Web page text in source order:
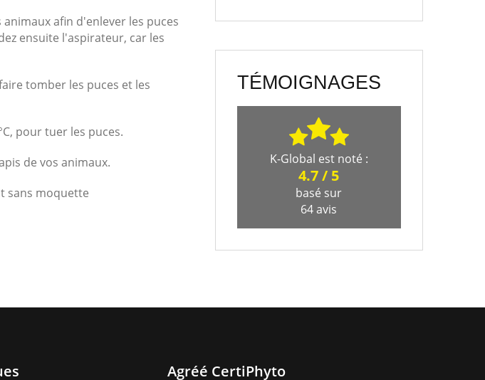
afin d'enlever les puces
ensuite l'aspirateur, car les
tomber les puces et les
pour tuer les puces.
de vos animaux.
sans moquette
TÉMOIGNAGES
K-Global est noté :
4.7/ 5
basé sur
64avis
Agréé CertiPhyto